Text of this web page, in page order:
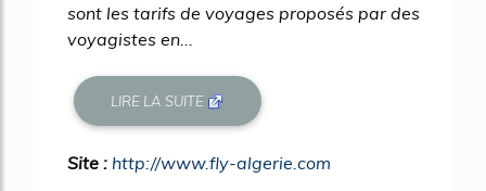
sont les tarifs de voyages proposés par des
voyagistes en...
LIRE LA SUITE
Site : http://www.fly-algerie.com